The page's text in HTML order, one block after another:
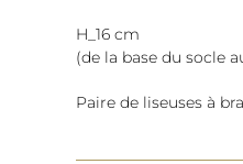
H_16 cm
(de la base du socle
Paire de liseuses à